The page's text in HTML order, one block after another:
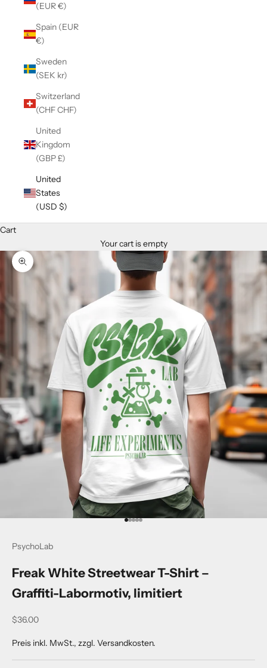
(EUR €)
Spain (EUR
€)
Sweden
(SEK kr)
Switzerland
(CHF CHF)
United
Kingdom
(GBP £)
United
States
(USD $)
Cart
Your cart is empty
Zoom picture
Go to item 1
Go to item 2
Go to item 3
Go to item 4
Go to item 5
PsychoLab
Freak White Streetwear T-Shirt –
Graffiti-Labormotiv, limitiert
Sale price
$36.00
Preis inkl. MwSt., zzgl. Versandkosten.